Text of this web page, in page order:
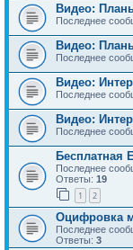
Видео:
Последнее
Видео:
Последнее
Видео:
Последнее
Видео:
Последнее
Бесплатная
Последнее
Ответы: 19
1 2
Оцифровка
Последнее
Ответы: 3